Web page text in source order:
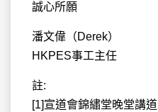
誠心所願
潘文偉（Derek）
HKPES事工主任
註:
[1]宣道會錦繡堂晚堂講道